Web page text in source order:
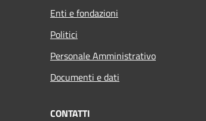
Enti e fondazioni
Politici
Personale Amministrativo
Documenti e dati
CONTATTI